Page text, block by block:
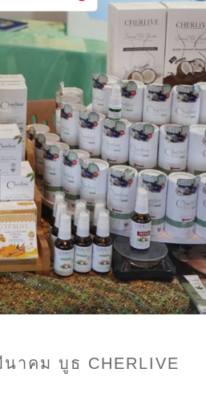
าคม บูธ CHERLIVE